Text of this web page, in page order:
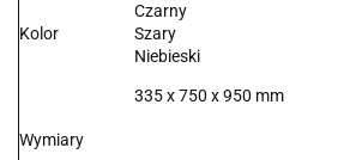
Kolor
Czarny
Szary
Niebieski
Wymiary
335 x 750 x 950 mm